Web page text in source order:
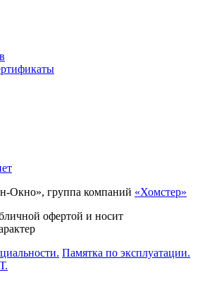
Окно», группа компаний «Хомстер»
офертой и носит
Памятка по эксплуатации.